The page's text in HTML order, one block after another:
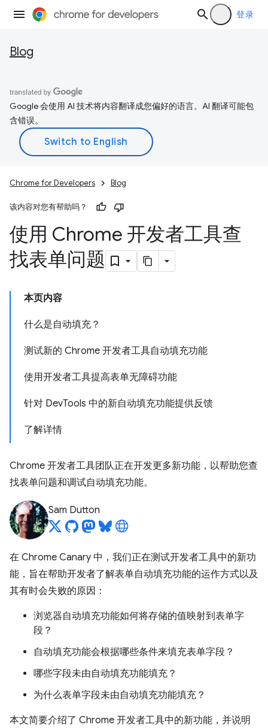
登录
Blog
Google 会使用 AI 技术将内容翻译成您偏好的语言。AI 翻译可能包
含错误。
Chrome for Developers Blog
该内容对您有帮助吗？
使用 Chrome 开发者工具查
找表单问题
本页内容
什么是自动填充？
测试新的 Chrome 开发者工具自动填充功能
使用开发者工具提高表单无障碍功能
针对 DevTools 中的新自动填充功能提供反馈
了解详情
Chrome 开发者工具团队正在开发更多新功能，以帮助您查
找表单问题和调试自动填充功能。
Sam Dutton
在 Chrome Canary 中，我们正在测试开发者工具中的新功
能，旨在帮助开发者了解表单自动填充功能的运作方式以及
其有时会失败的原因：
浏览器自动填充功能如何将存储的值映射到表单字
段？
自动填充功能会根据哪些条件来填充表单字段？
哪些字段未由自动填充功能填充？
为什么表单字段未由自动填充功能填充？
本文简要介绍了 Chrome 开发者工具中的新功能，并说明